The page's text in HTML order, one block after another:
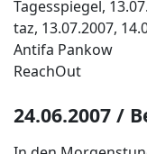
Tagesspiegel,
taz, 13.07.2007,
Antifa Pankow
ReachOut
24.06.2007 /